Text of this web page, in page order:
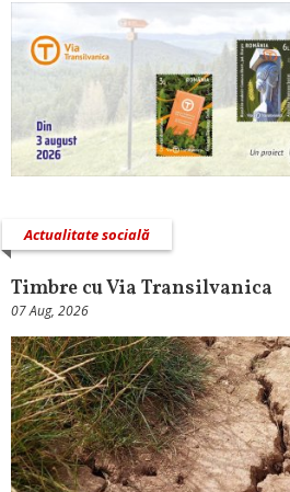
Actualitate socială
Timbre cu Via Transilvanica
07 Aug, 2026